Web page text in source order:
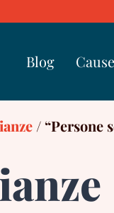
Blog
/ “Persone